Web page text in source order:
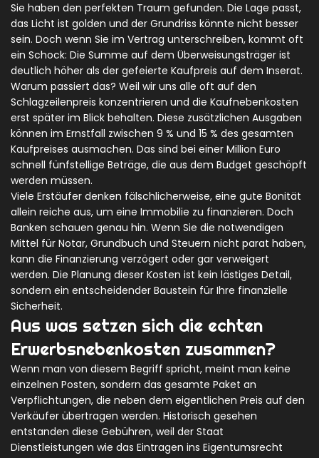
Sie haben den perfekten Traum gefunden. Die Lage passt,
das Licht ist golden und der Grundriss könnte nicht besser
sein. Doch wenn Sie im Vertrag unterschreiben, kommt oft
ein Schock: Die Summe auf dem Überweisungsträger ist
deutlich höher als der gefeierte Kaufpreis auf dem Inserat.
Warum passiert das? Weil wir uns alle oft auf den
Schlagzeilenpreis konzentrieren und die Kaufnebenkosten
erst später im Blick behalten. Diese zusätzlichen Ausgaben
können im Ernstfall zwischen 9 % und 15 % des gesamten
Kaufpreises ausmachen. Das sind bei einer Million Euro
schnell fünfstellige Beträge, die aus dem Budget geschöpft
werden müssen.
Viele Erstäufer denken fälschlicherweise, eine gute Bonität
allein reiche aus, um eine Immobilie zu finanzieren. Doch
Banken schauen genau hin. Wenn Sie die notwendigen
Mittel für Notar, Grundbuch und Steuern nicht parat haben,
kann die Finanzierung verzögert oder gar verweigert
werden. Die Planung dieser Kosten ist kein lästiges Detail,
sondern ein entscheidender Baustein für Ihre finanzielle
Sicherheit.
Aus was setzen sich die echten
Erwerbsnebenkosten zusammen?
Wenn man von diesem Begriff spricht, meint man keine
einzelnen Posten, sondern das gesamte Paket an
Verpflichtungen, die neben dem eigentlichen Preis auf den
Verkäufer übertragen werden. Historisch gesehen
entstanden diese Gebühren, weil der Staat
Dienstleistungen wie das Eintragen ins Eigentumsrecht